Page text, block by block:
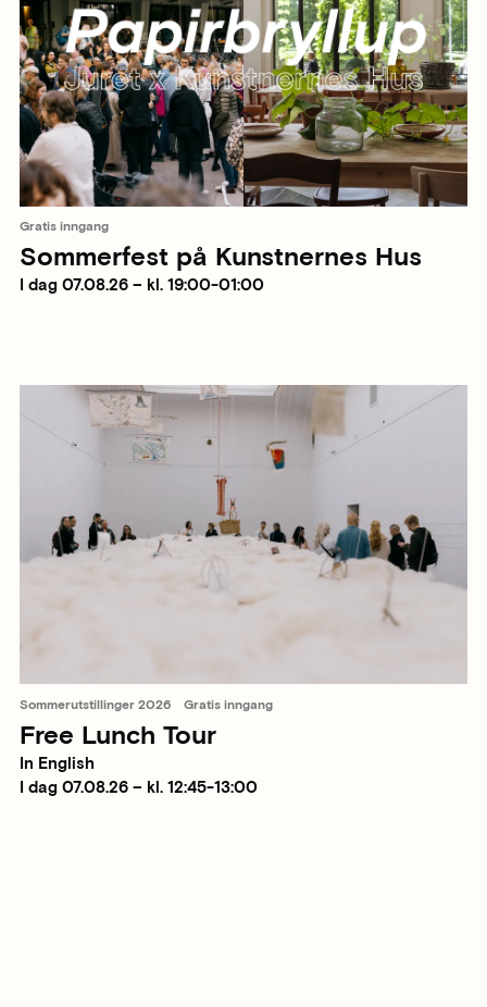
Gratis inngang
Sommerfest på Kunstnernes Hus
I dag 07.08.26 – kl. 19:00-01:00
Sommerutstillinger 2026 Gratis inngang
Free Lunch Tour
In English
I dag 07.08.26 – kl. 12:45-13:00